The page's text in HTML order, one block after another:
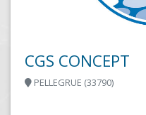
Cerbère
tout-compris
de prédiction de